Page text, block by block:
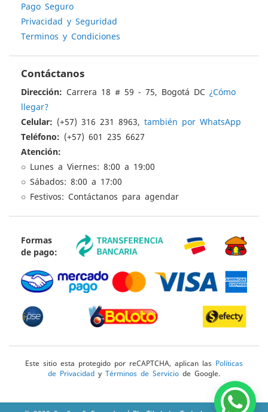
Pago Seguro
Privacidad y Seguridad
Terminos y Condiciones
Contáctanos
Dirección: Carrera 18 # 59 - 75, Bogotá DC ¿Cómo
llegar?
Celular: (+57) 316 231 8963, también por WhatsApp
Teléfono: (+57) 601 235 6627
Atención:
○ Lunes a Viernes: 8:00 a 19:00
○ Sábados: 8:00 a 17:00
○ Festivos: Contáctanos para agendar
Formas
de pago:
Este sitio esta protegido por reCAPTCHA, aplican las Políticas
de Privacidad y Términos de Servicio de Google.